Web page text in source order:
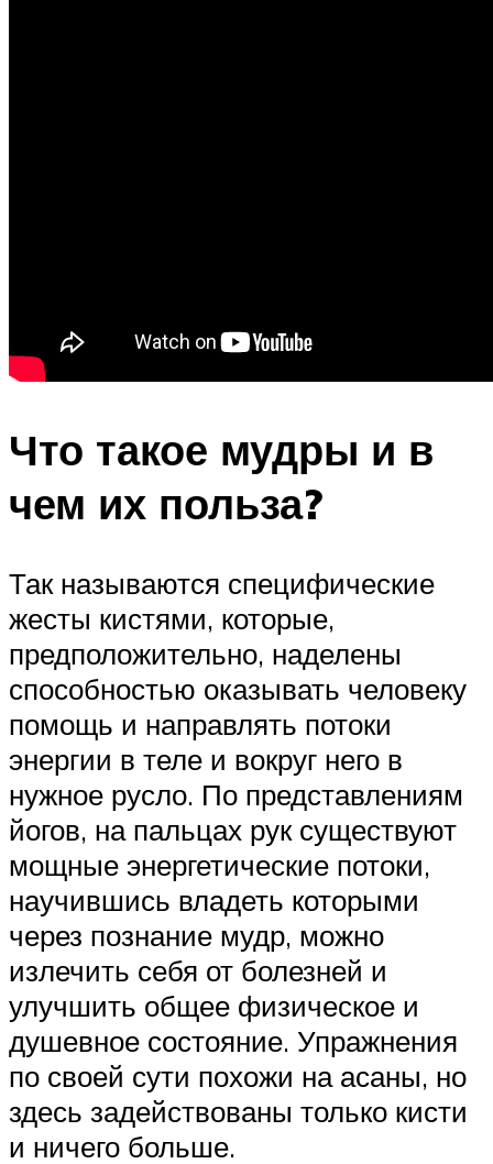
Что такое мудры и в
чем их польза?
Так называются специфические
жесты кистями, которые,
предположительно, наделены
способностью оказывать человеку
помощь и направлять потоки
энергии в теле и вокруг него в
нужное русло. По представлениям
йогов, на пальцах рук существуют
мощные энергетические потоки,
научившись владеть которыми
через познание мудр, можно
излечить себя от болезней и
улучшить общее физическое и
душевное состояние. Упражнения
по своей сути похожи на асаны, но
здесь задействованы только кисти
и ничего больше.